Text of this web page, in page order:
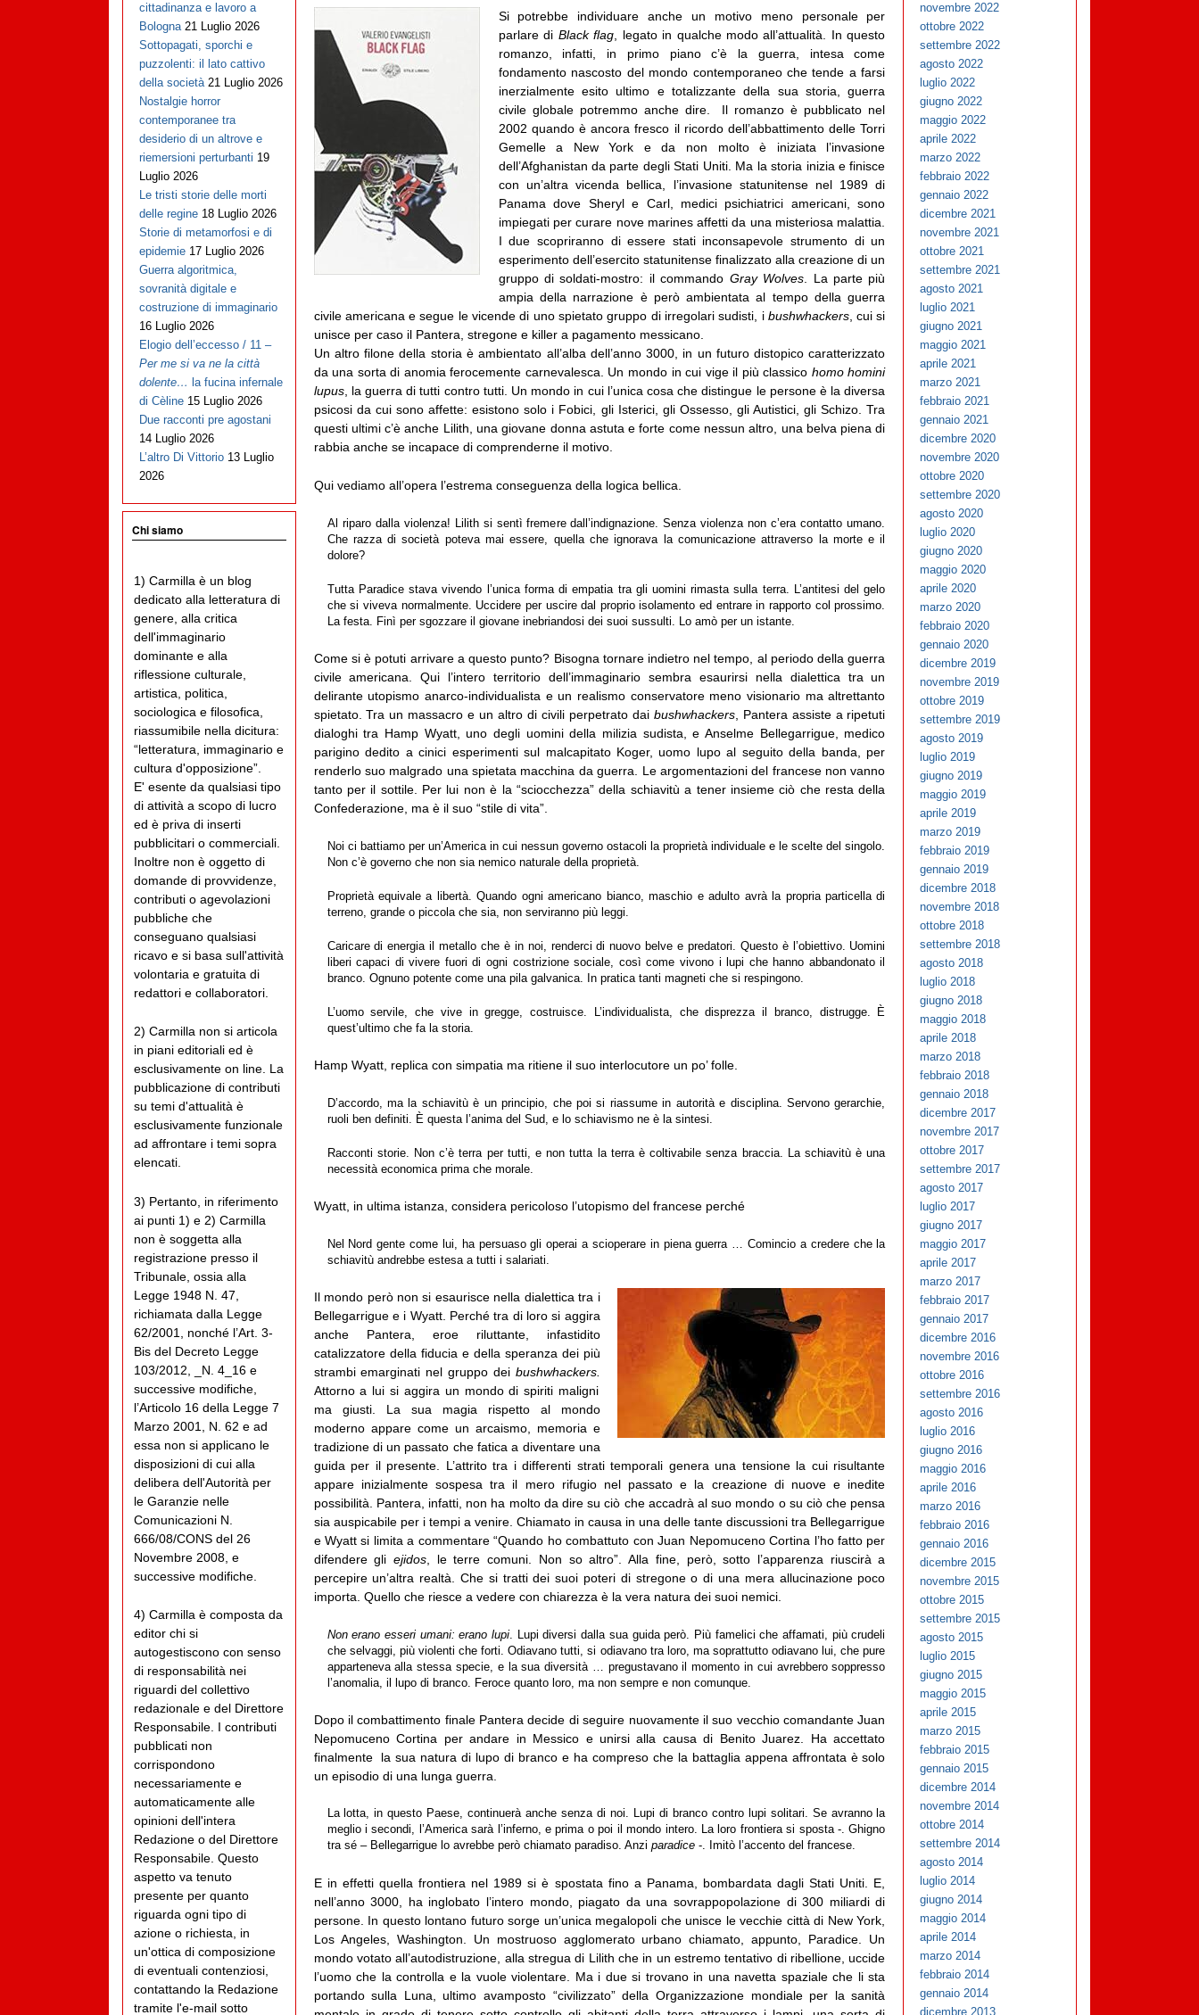
Si potrebbe individuare anche un motivo meno personale per
parlare di Black flag , legato in qualche modo all’attualità. In questo
romanzo, infatti, in primo piano c’è la guerra, intesa come
fondamento nascosto del mondo contemporaneo che tende a farsi
inerzialmente esito ultimo e totalizzante della sua storia, guerra
civile globale potremmo anche dire. Il romanzo è pubblicato nel
2002 quando è ancora fresco il ricordo dell’abbattimento delle Torri
Gemelle a New York e da non molto è iniziata l’invasione
dell’Afghanistan da parte degli Stati Uniti. Ma la storia inizia e finisce
con un’altra vicenda bellica, l’invasione statunitense nel 1989 di
Panama dove Sheryl e Carl, medici psichiatrici americani, sono
impiegati per curare nove marines affetti da una misteriosa malattia.
I due scopriranno di essere stati inconsapevole strumento di un
esperimento dell’esercito statunitense finalizzato alla creazione di un
gruppo di soldati-mostro: il commando Gray Wolves
La parte più
ampia della narrazione è però ambientata al tempo della guerra
civile americana e segue le vicende di uno spietato gruppo di irregolari sudisti, i bushwhackers, cui si
unisce per caso il Pantera, stregone e killer a pagamento messicano.
Un altro filone della storia è ambientato all’alba dell’anno 3000, in un futuro distopico caratterizzato
da una sorta di anomia ferocemente carnevalesca. Un mondo in cui vige il più classico homo homini
lupus, la guerra di tutti contro tutti. Un mondo in cui l’unica cosa che distingue le persone è la diversa
psicosi da cui sono affette: esistono solo i Fobici, gli Isterici, gli Ossesso, gli Autistici, gli Schizo. Tra
questi ultimi c’è anche Lilith, una giovane donna astuta e forte come nessun altro, una belva piena di
rabbia anche se incapace di comprenderne il motivo.
Qui vediamo all’opera l’estrema conseguenza della logica bellica.
Al riparo dalla violenza! Lilith si sentì fremere dall’indignazione. Senza violenza non c’era contatto umano.
Che razza di società poteva mai essere, quella che ignorava la comunicazione attraverso la morte e il
dolore?
Tutta Paradice stava vivendo l’unica forma di empatia tra gli uomini rimasta sulla terra. L’antitesi del gelo
che si viveva normalmente. Uccidere per uscire dal proprio isolamento ed entrare in rapporto col prossimo.
La festa. Finì per sgozzare il giovane inebriandosi dei suoi sussulti. Lo amò per un istante.
Come si è potuti arrivare a questo punto? Bisogna tornare indietro nel tempo, al periodo della guerra
civile americana. Qui l’intero territorio dell’immaginario sembra esaurirsi nella dialettica tra un
delirante utopismo anarco-individualista e un realismo conservatore meno visionario ma altrettanto
spietato. Tra un massacro e un altro di civili perpetrato dai bushwhackers, Pantera assiste a ripetuti
dialoghi tra Hamp Wyatt, uno degli uomini della milizia sudista, e Anselme Bellegarrigue, medico
parigino dedito a cinici esperimenti sul malcapitato Koger, uomo lupo al seguito della banda, per
renderlo suo malgrado una spietata macchina da guerra. Le argomentazioni del francese non vanno
tanto per il sottile. Per lui non è la “sciocchezza” della schiavitù a tener insieme ciò che resta della
Confederazione, ma è il suo “stile di vita”.
Noi ci battiamo per un’America in cui nessun governo ostacoli la proprietà individuale e le scelte del singolo.
Non c’è governo che non sia nemico naturale della proprietà.
Proprietà equivale a libertà. Quando ogni americano bianco, maschio e adulto avrà la propria particella di
terreno, grande o piccola che sia, non serviranno più leggi.
Caricare di energia il metallo che è in noi, renderci di nuovo belve e predatori. Questo è l’obiettivo. Uomini
liberi capaci di vivere fuori di ogni costrizione sociale, così come vivono i lupi che hanno abbandonato il
branco. Ognuno potente come una pila galvanica. In pratica tanti magneti che si respingono.
L’uomo servile, che vive in gregge, costruisce. L’individualista, che disprezza il branco, distrugge. È
quest’ultimo che fa la storia.
Hamp Wyatt, replica con simpatia ma ritiene il suo interlocutore un po’ folle.
D’accordo, ma la schiavitù è un principio, che poi si riassume in autorità e disciplina. Servono gerarchie,
ruoli ben definiti. È questa l’anima del Sud, e lo schiavismo ne è la sintesi.
Racconti storie. Non c’è terra per tutti, e non tutta la terra è coltivabile senza braccia. La schiavitù è una
necessità economica prima che morale.
Wyatt, in ultima istanza, considera pericoloso l’utopismo del francese perché
Nel Nord gente come lui, ha persuaso gli operai a scioperare in piena guerra … Comincio a credere che la
schiavitù andrebbe estesa a tutti i salariati.
Il mondo però non si esaurisce nella dialettica tra i
Bellegarrigue e i Wyatt. Perché tra di loro si aggira
anche Pantera, eroe riluttante, infastidito
catalizzatore della fiducia e della speranza dei più
strambi emarginati nel gruppo dei bushwhackers.
Attorno a lui si aggira un mondo di spiriti maligni
ma giusti. La sua magia rispetto al mondo
moderno appare come un arcaismo, memoria e
tradizione di un passato che fatica a diventare una
guida per il presente. L’attrito tra i differenti strati temporali genera una tensione la cui risultante
appare inizialmente sospesa tra il mero rifugio nel passato e la creazione di nuove e inedite
possibilità.
Pantera, infatti, non ha molto da dire su ciò che accadrà al suo mondo o su ciò che pensa
sia auspicabile per i tempi a venire. Chiamato in causa in una delle tante discussioni tra Bellegarrigue
e Wyatt si limita a commentare“Quando ho combattuto con Juan Nepomuceno Cortina l’ho fatto per
difendere gliejidos , le terre comuni. Non so altro”. Alla fine, però, sotto l’apparenza riuscirà a
percepire un’altra realtà. Che si tratti dei suoi poteri di stregone o di una mera allucinazione poco
importa. Quello che riesce a vedere con chiarezza è la vera natura dei suoi nemici.
Non erano esseri umani: erano lupi . Lupi diversi dalla sua guida però. Più famelici che affamati, più crudeli
che selvaggi, più violenti che forti. Odiavano tutti, si odiavano tra loro, ma soprattutto odiavano lui, che pure
apparteneva alla stessa specie, e la sua diversità … pregustavano il momento in cui avrebbero soppresso
l’anomalia, il lupo di branco. Feroce quanto loro, ma non sempre e non comunque.
Dopo il combattimento finale Pantera decide di seguire nuovamente il suo vecchio comandante Juan
Nepomuceno Cortina per andare in Messico e unirsi alla causa di Benito Juarez. Ha accettato
finalmente la sua natura di lupo di branco e ha compreso che la battaglia appena affrontata è solo
un episodio di una lunga guerra.
La lotta, in questo Paese, continuerà anche senza di noi. Lupi di branco contro lupi solitari. Se avranno la
meglio i secondi, l’America sarà l’inferno, e prima o poi il mondo intero. La loro frontiera si sposta -. Ghigno
tra sé – Bellegarrigue lo avrebbe però chiamato paradiso. Anzi paradice -. Imitò l’accento del francese.
E in effetti quella frontiera nel 1989 si è spostata fino a Panama, bombardata dagli Stati Uniti. E,
nell’anno 3000, ha inglobato l’intero mondo, piagato da una sovrappopolazione di 300 miliardi di
persone. In questo lontano futuro sorge un’unica megalopoli che unisce le vecchie città di New York,
Los Angeles, Washington. Un mostruoso agglomerato urbano chiamato, appunto, Paradice. Un
mondo votato all’autodistruzione, alla stregua di Lilith che in un estremo tentativo di ribellione, uccide
l’uomo che la controlla e la vuole violentare. Ma i due si trovano in una navetta spaziale che li sta
portando sulla Luna, ultimo avamposto “civilizzato” della Organizzazione mondiale per la sanità
cittadinanza e lavoro a
Bologna 21 Luglio 2026
Sottopagati, sporchi e
puzzolenti: il lato cattivo
della società 21 Luglio 2026
Nostalgie horror
contemporanee tra
desiderio di un altrove e
riemersioni perturbanti 19
Luglio 2026
Le tristi storie delle morti
delle regine 18 Luglio 2026
Storie di metamorfosi e di
epidemie 17 Luglio 2026
Guerra algoritmica,
sovranità digitale e
costruzione di immaginario
16 Luglio 2026
Elogio dell’eccesso / 11 –
Per me si va ne la città
dolente… la fucina infernale
di Cèline 15 Luglio 2026
Due racconti pre agostani
14 Luglio 2026
L’altro Di Vittorio 13 Luglio
2026
Chi siamo
1) Carmilla è un blog
dedicato alla letteratura di
genere, alla critica
dell'immaginario
dominante e alla
riflessione culturale,
artistica, politica,
sociologica e filosofica,
riassumibile nella dicitura:
“letteratura, immaginario e
cultura d'opposizione”.
E' esente da qualsiasi tipo
di attività a scopo di lucro
ed è priva di inserti
pubblicitari o commerciali.
Inoltre non è oggetto di
domande di provvidenze,
contributi o agevolazioni
pubbliche che
conseguano qualsiasi
ricavo e si basa sull'attività
volontaria e gratuita di
redattori e collaboratori.
2) Carmilla non si articola
in piani editoriali ed è
esclusivamente on line. La
pubblicazione di contributi
su temi d'attualità è
esclusivamente funzionale
ad affrontare i temi sopra
elencati.
3) Pertanto, in riferimento
ai punti 1) e 2) Carmilla
non è soggetta alla
registrazione presso il
Tribunale, ossia alla
Legge 1948 N. 47,
richiamata dalla Legge
62/2001, nonché l’Art. 3-
Bis del Decreto Legge
103/2012, _N. 4_16 e
successive modifiche,
l’Articolo 16 della Legge 7
Marzo 2001, N. 62 e ad
essa non si applicano le
disposizioni di cui alla
delibera dell'Autorità per
le Garanzie nelle
Comunicazioni N.
666/08/CONS del 26
Novembre 2008, e
successive modifiche.
4) Carmilla è composta da
editor chi si
autogestiscono con senso
di responsabilità nei
riguardi del collettivo
redazionale e del Direttore
Responsabile. I contributi
pubblicati non
corrispondono
necessariamente e
automaticamente alle
opinioni dell'intera
Redazione o del Direttore
Responsabile. Questo
aspetto va tenuto
presente per quanto
riguarda ogni tipo di
azione o richiesta, in
un'ottica di composizione
di eventuali contenziosi,
contattando la Redazione
tramite l'e-mail sotto
novembre 2022
ottobre 2022
settembre 2022
agosto 2022
luglio 2022
giugno 2022
maggio 2022
aprile 2022
marzo 2022
febbraio 2022
gennaio 2022
dicembre 2021
novembre 2021
ottobre 2021
settembre 2021
agosto 2021
luglio 2021
giugno 2021
maggio 2021
aprile 2021
marzo 2021
febbraio 2021
gennaio 2021
dicembre 2020
novembre 2020
ottobre 2020
settembre 2020
agosto 2020
luglio 2020
giugno 2020
maggio 2020
aprile 2020
marzo 2020
febbraio 2020
gennaio 2020
dicembre 2019
novembre 2019
ottobre 2019
settembre 2019
agosto 2019
luglio 2019
giugno 2019
maggio 2019
aprile 2019
marzo 2019
febbraio 2019
gennaio 2019
dicembre 2018
novembre 2018
ottobre 2018
settembre 2018
agosto 2018
luglio 2018
giugno 2018
maggio 2018
aprile 2018
marzo 2018
febbraio 2018
gennaio 2018
dicembre 2017
novembre 2017
ottobre 2017
settembre 2017
agosto 2017
luglio 2017
giugno 2017
maggio 2017
aprile 2017
marzo 2017
febbraio 2017
gennaio 2017
dicembre 2016
novembre 2016
ottobre 2016
settembre 2016
agosto 2016
luglio 2016
giugno 2016
maggio 2016
aprile 2016
marzo 2016
febbraio 2016
gennaio 2016
dicembre 2015
novembre 2015
ottobre 2015
settembre 2015
agosto 2015
luglio 2015
giugno 2015
maggio 2015
aprile 2015
marzo 2015
febbraio 2015
gennaio 2015
dicembre 2014
novembre 2014
ottobre 2014
settembre 2014
agosto 2014
luglio 2014
giugno 2014
maggio 2014
aprile 2014
marzo 2014
febbraio 2014
gennaio 2014
dicembre 2013